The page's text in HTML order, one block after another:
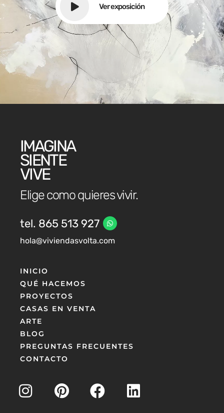
Ver exposición
IMAGINA
SIENTE
VIVE
Elige como quieres vivir.
tel. 865 513 927
hola@viviendasvolta.com
INICIO
QUÉ HACEMOS
PROYECTOS
CASAS EN VENTA
ARTE
BLOG
PREGUNTAS FRECUENTES
CONTACTO